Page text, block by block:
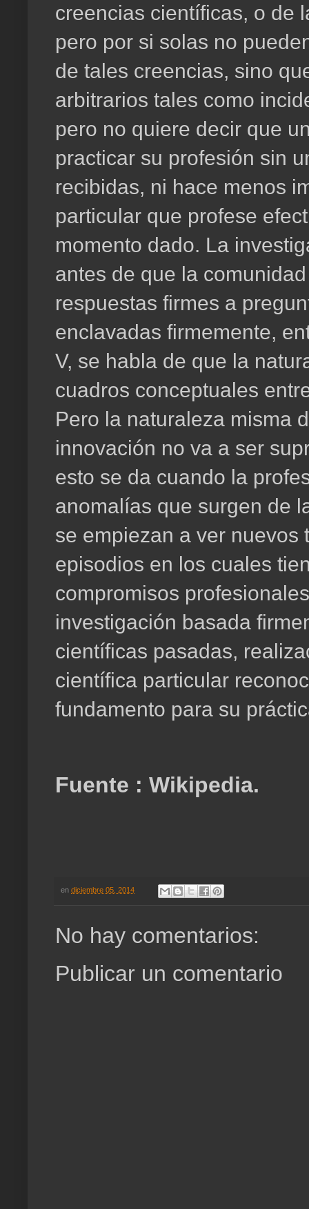
creencias científicas, o de
pero por si solas no
de tales creencias, sino
arbitrarios tales como
pero no quiere decir que
practicar su profesión sin
recibidas, ni hace menos
particular que profese
momento dado. La
antes de que la
respuestas firmes a
enclavadas firmemente,
V, se habla de que la
cuadros conceptuales
Pero la naturaleza misma
innovación no va a ser
esto se da cuando la
anomalías que surgen de
se empiezan a ver nuevos
episodios en los cuales
compromisos
investigación basada
científicas pasadas,
científica particular
fundamento para su
Fuente : Wikipedia.
en diciembre 05, 2014
No hay comentarios:
Publicar un comentario